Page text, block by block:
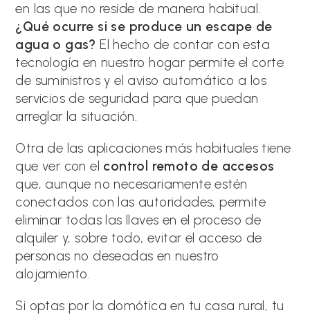
en las que no reside de manera habitual.
¿Qué ocurre si se produce un escape de
agua o gas? El hecho de contar con esta
tecnología en nuestro hogar permite el corte
de suministros y el aviso automático a los
servicios de seguridad para que puedan
arreglar la situación.
Otra de las aplicaciones más habituales tiene
que ver con el control remoto de accesos
que, aunque no necesariamente estén
conectados con las autoridades, permite
eliminar todas las llaves en el proceso de
alquiler y, sobre todo, evitar el acceso de
personas no deseadas en nuestro
alojamiento.
Si optas por la domótica en tu casa rural, tu